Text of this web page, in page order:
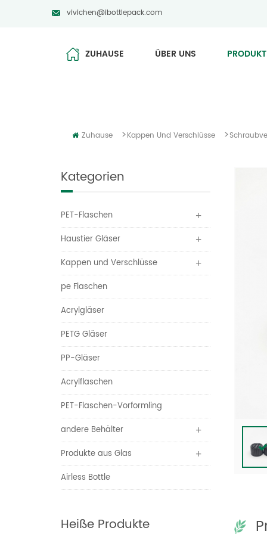
vivichen@ibottlepack.com
ZUHAUSE ÜBER UNS
Zuhause >Kappen Und Verschlüsse >
Kategorien
PET-Flaschen
Haustier Gläser
Kappen und Verschlüsse
pe Flaschen
Acrylgläser
PETG Gläser
PP-Gläser
Acrylflaschen
PET-Flaschen-Vorformling
andere Behälter
Produkte aus Glas
Airless Bottle
Heiße Produkte